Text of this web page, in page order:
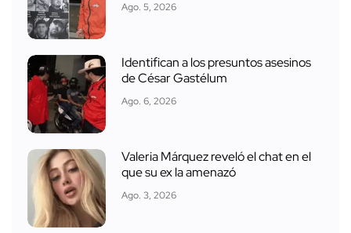
Ago. 5, 2026
Identifican a los presuntos asesinos
de César Gastélum
Ago. 6, 2026
Valeria Márquez reveló el chat en el
que su ex la amenazó
Ago. 3, 2026